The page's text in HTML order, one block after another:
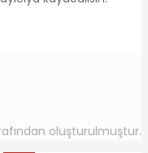
oluşturulmuştur.